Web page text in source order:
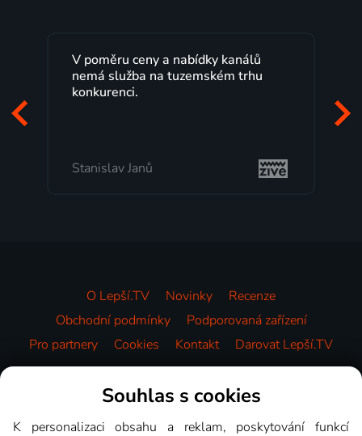
Lepší.TV sleduji už několik let s
maximální spokojeností. Velký výběr
programů a nemuset běžet k TV na
Milada Tomešová
O Lepší.TV Novinky
Recenze
Obchodní podmínky
Podporovaná zařízení
Pro partnery
Cookies Kontakt Darovat Lepší.TV
Videotéka
Souhlas s cookies
K personalizaci obsahu a reklam, poskytování funkcí